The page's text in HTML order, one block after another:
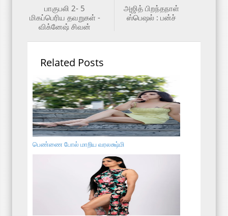
o
k
r
அஜித் பிறந்தநாள்
ஸ்பெஷல் : பன்ச்
பாகுபலி 2- 5
மிகப்பெரிய தவறுகள் -
விக்னேஷ் சிவன்
Related Posts
பெண்ணை போல் மாறிய வரலக்ஷ்மி